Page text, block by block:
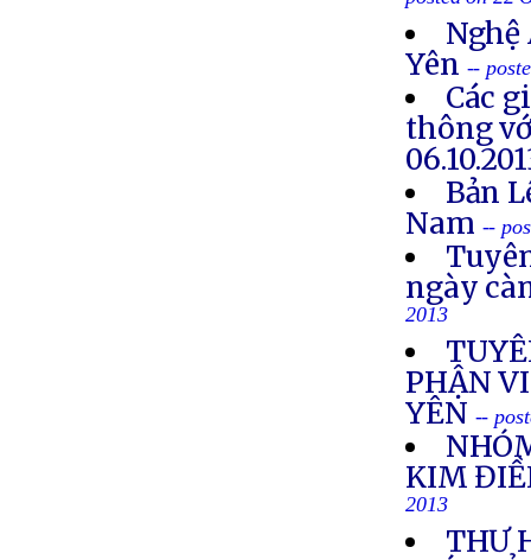
Nghệ
Yên --
Các
thông
Bản
Nam --
ngày
2013
PHẬN
YÊN --
KIM
2013
THƯ